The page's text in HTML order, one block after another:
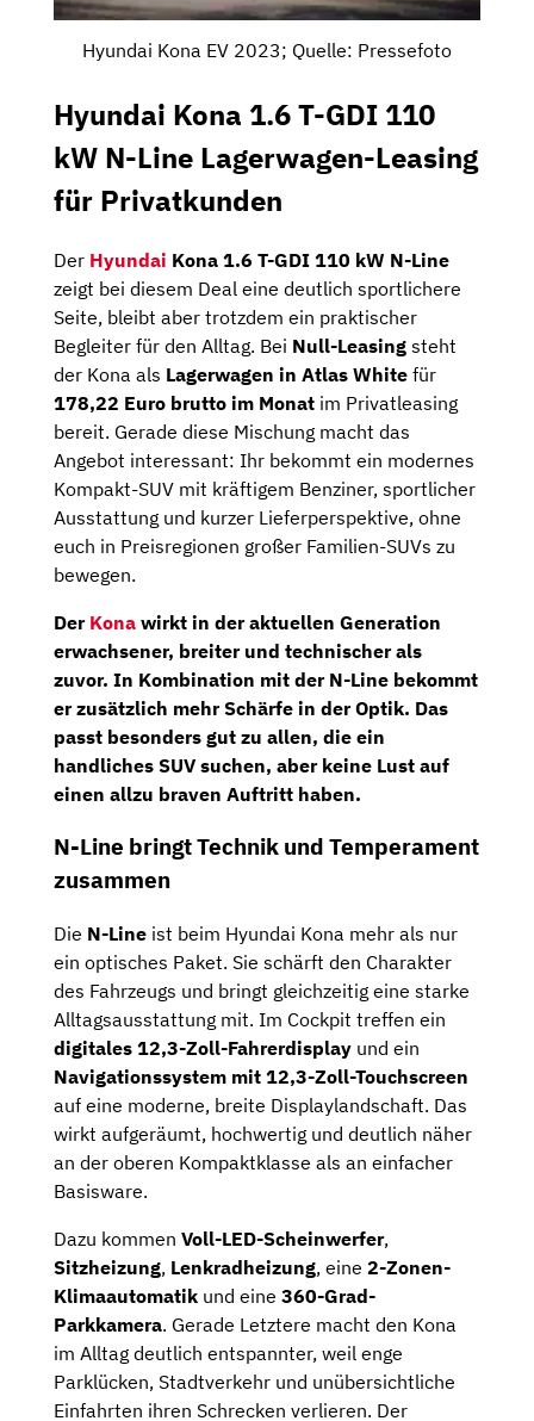
Hyundai Kona EV 2023; Quelle: Pressefoto
Hyundai Kona 1.6 T-GDI 110
kW N-Line Lagerwagen-Leasing
für Privatkunden
Der Hyundai Kona 1.6 T-GDI 110 kW N-Line
zeigt bei diesem Deal eine deutlich sportlichere
Seite, bleibt aber trotzdem ein praktischer
Begleiter für den Alltag. Bei Null-Leasing steht
der Kona als Lagerwagen in Atlas White für
178,22 Euro brutto im Monat im Privatleasing
bereit. Gerade diese Mischung macht das
Angebot interessant: Ihr bekommt ein modernes
Kompakt-SUV mit kräftigem Benziner, sportlicher
Ausstattung und kurzer Lieferperspektive, ohne
euch in Preisregionen großer Familien-SUVs zu
bewegen.
Der Kona wirkt in der aktuellen Generation
erwachsener, breiter und technischer als
zuvor. In Kombination mit der N-Line bekommt
er zusätzlich mehr Schärfe in der Optik. Das
passt besonders gut zu allen, die ein
handliches SUV suchen, aber keine Lust auf
einen allzu braven Auftritt haben.
N-Line bringt Technik und Temperament
zusammen
Die N-Line ist beim Hyundai Kona mehr als nur
ein optisches Paket. Sie schärft den Charakter
des Fahrzeugs und bringt gleichzeitig eine starke
Alltagsausstattung mit. Im Cockpit treffen ein
digitales 12,3-Zoll-Fahrerdisplay und ein
Navigationssystem mit 12,3-Zoll-Touchscreen
auf eine moderne, breite Displaylandschaft. Das
wirkt aufgeräumt, hochwertig und deutlich näher
an der oberen Kompaktklasse als an einfacher
Basisware.
Dazu kommen Voll-LED-Scheinwerfer,
Sitzheizung, Lenkradheizung, eine 2-Zonen-
Klimaautomatik und eine 360-Grad-
Parkkamera. Gerade Letztere macht den Kona
im Alltag deutlich entspannter, weil enge
Parklücken, Stadtverkehr und unübersichtliche
Einfahrten ihren Schrecken verlieren. Der